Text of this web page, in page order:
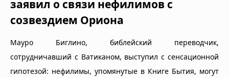
заявил о связи нефилимов с
созвездием Ориона
Мауро Биглино, библейский переводчик,
сотрудничавший с Ватиканом, выступил с сенсационной
гипотезой: нефилимы, упомянутые в Книге Бытия, могут